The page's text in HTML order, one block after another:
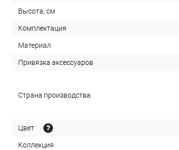
Высота, см
Комплектация
Материал
Привязка аксессуаров
Страна производства
Цвет
Коллекция